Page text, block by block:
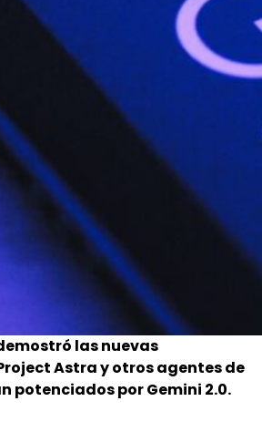
las nuevas
Astra y otros agentes de
potenciados por Gemini 2.0.